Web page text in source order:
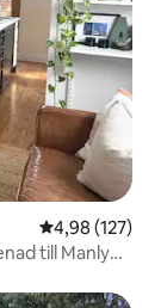
4,98 av 5 i
4,98 (127)
till Manly